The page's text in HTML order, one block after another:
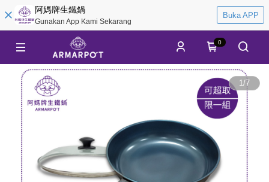
阿媽牌生鐵鍋
Gunakan App Kami Sekarang
Buka APP
0
1/7